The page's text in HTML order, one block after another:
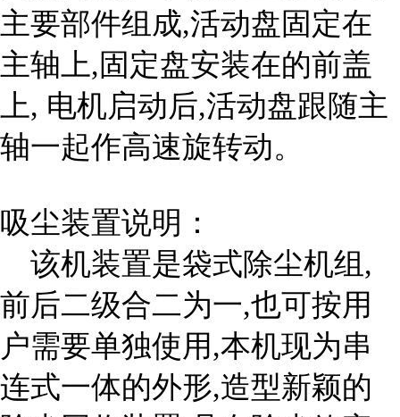
主要部件组成,活动盘固定在
主轴上,固定盘安装在的前盖
上, 电机启动后,活动盘跟随主
轴一起作高速旋转动。
吸尘装置说明：
该机装置是袋式除尘机组,
前后二级合二为一,也可按用
户需要单独使用,本机现为串
连式一体的外形,造型新颖的